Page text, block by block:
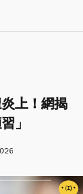
上！網揭
」